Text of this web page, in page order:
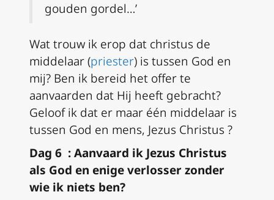
gouden gordel…’
Wat trouw ik erop dat christus de
middelaar (priester) is tussen God en
mij? Ben ik bereid het offer te
aanvaarden dat Hij heeft gebracht?
Geloof ik dat er maar één middelaar is
tussen God en mens, Jezus Christus ?
Dag 6 : Aanvaard ik Jezus Christus
als God en enige verlosser zonder
wie ik niets ben?